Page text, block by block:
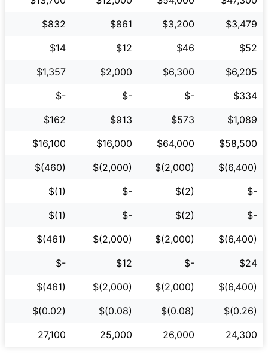
$832
$861 $3,200
$3,479
$14
$12 $46
$52
$1,357
$2,000 $6,300
$6,205
$-
$- $-
$334
$162
$913 $573
$1,089
$16,100
$16,000 $64,000
$58,500
$(460)
$(2,000) $(2,000)
$(6,400)
$(1)
$- $(2)
$-
$(1)
$- $(2)
$-
$(461)
$(2,000) $(2,000)
$(6,400)
$-
$12 $-
$24
$(461)
$(2,000) $(2,000)
$(6,400)
$(0.02)
$(0.08) $(0.08)
$(0.26)
27,100
25,000 26,000 24,300